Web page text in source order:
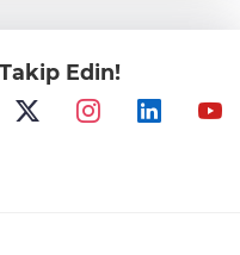
Milyon Euro’luk
Mücadelesi Nefesleri
Edin!